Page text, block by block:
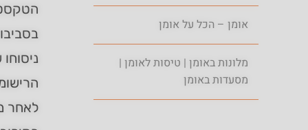
אומן – הכל על אומן
מלונות באומן | טיסות לאומן |
מסעדות באומן
לאחר